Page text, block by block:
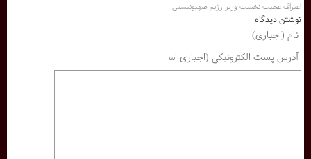
اعتراف عجیب نخست وزیر رژیم صهیونیستی
نوشتن دیدگاه